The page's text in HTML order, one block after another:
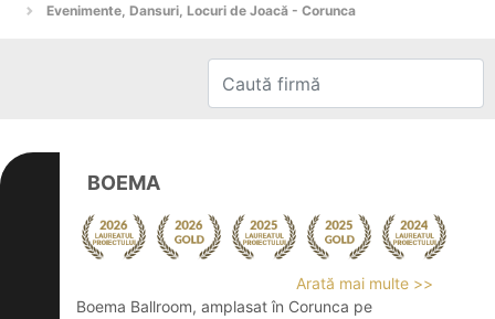
Evenimente, Dansuri, Locuri de Joacă - Corunca
BOEMA
Arată mai multe >>
Boema Ballroom, amplasat în Corunca pe